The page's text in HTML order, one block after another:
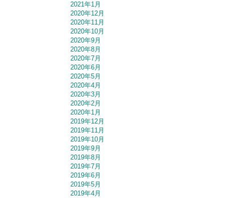
2021年1月
2020年12月
2020年11月
2020年10月
2020年9月
2020年8月
2020年7月
2020年6月
2020年5月
2020年4月
2020年3月
2020年2月
2020年1月
2019年12月
2019年11月
2019年10月
2019年9月
2019年8月
2019年7月
2019年6月
2019年5月
2019年4月